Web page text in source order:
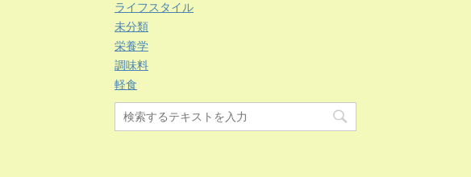
ライフスタイル
未分類
栄養学
調味料
軽食